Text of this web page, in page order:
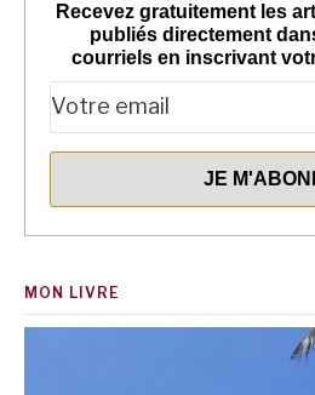
Recevez gratuitement les
publiés directement
courriels en inscrivant
MON LIVRE